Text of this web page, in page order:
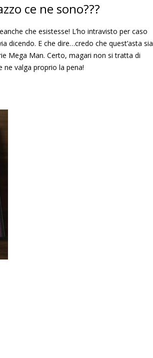
ce ne sono???
che esistesse! L’ho intravisto per caso
dicendo. E che dire…credo che quest’asta sia
Mega Man. Certo, magari non si tratta di
valga proprio la pena!